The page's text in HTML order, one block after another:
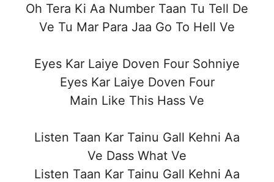
Oh Tera Ki Aa Number Taan Tu Tell De
Ve Tu Mar Para Jaa Go To Hell Ve
Eyes Kar Laiye Doven Four Sohniye
Eyes Kar Laiye Doven Four
Main Like This Hass Ve
Listen Taan Kar Tainu Gall Kehni Aa
Ve Dass What Ve
Listen Taan Kar Tainu Gall Kehni Aa